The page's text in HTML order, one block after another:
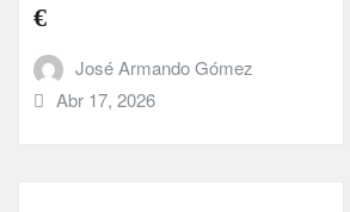
€
José Armando Gómez
Abr 17, 2026